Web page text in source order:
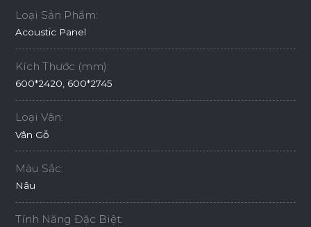
Loại Sản Phẩm:
Acoustic Panel
Kích Thước (mm):
600*2420, 600*2745
Loại Vân:
Vân Gỗ
Màu Sắc:
Nâu
Tính Năng Đặc Biệt: